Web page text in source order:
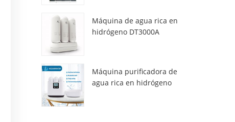
Máquina de agua rica en
hidrógeno DT3000A
Máquina purificadora de
agua rica en hidrógeno